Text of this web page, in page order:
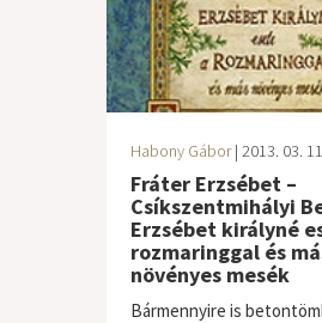
Habony Gábor| 2013. 03.
Fráter Erzsébet –
Csíkszentmihályi
Erzsébet királyné
rozmaringgal és
növényes mesék
Bármennyire is